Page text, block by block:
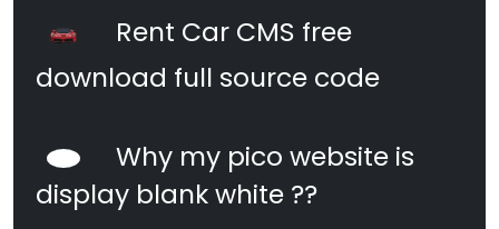
Rent Car CMS free
download full source code
Why my pico website is
display blank white ??